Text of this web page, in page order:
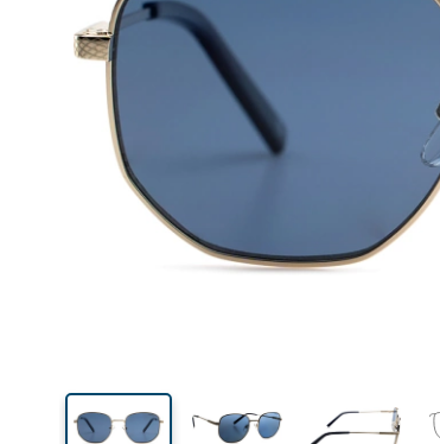
44 mm
Výška očnice
51 mm
Šírka očnice